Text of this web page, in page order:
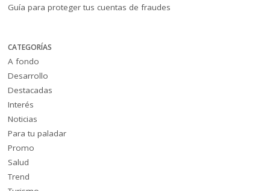
Guía para proteger tus cuentas de fraudes
CATEGORÍAS
A fondo
Desarrollo
Destacadas
Interés
Noticias
Para tu paladar
Promo
Salud
Trend